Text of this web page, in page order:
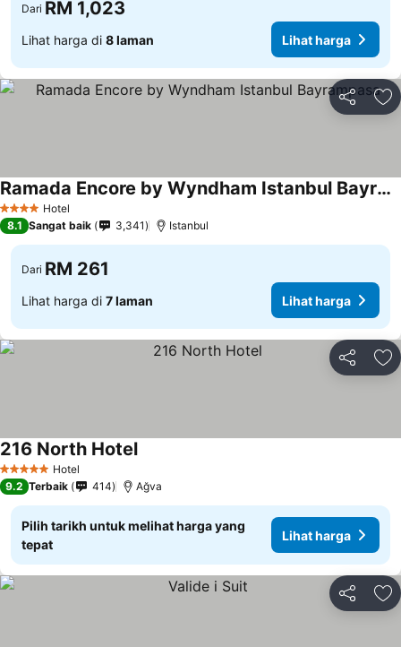
Dari RM 1,023
Lihat harga di 8 laman Lihat harga
Kongsi
4 BintangHotel
Ramada Encore by Wyndham Istanbul Bayrampasa
8.1 Sangat baik 3,341 Istanbul
Dari RM 261
Lihat harga di 7 laman Lihat harga
Kongsi
5 Bintang Hotel
216 North Hotel
9.2 Terbaik 414 Ağva
Pilih tarikh untuk melihat harga yang
tepat
Lihat harga
Kongsi